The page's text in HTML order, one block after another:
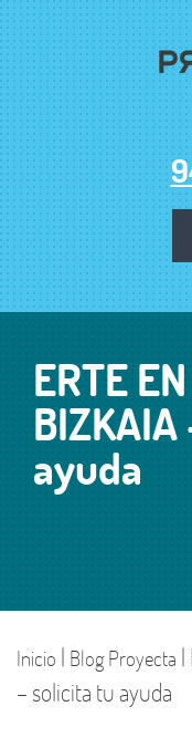
ERTE
ayuda
Inicio | Blog Proyecta |
– solicita tu ayuda